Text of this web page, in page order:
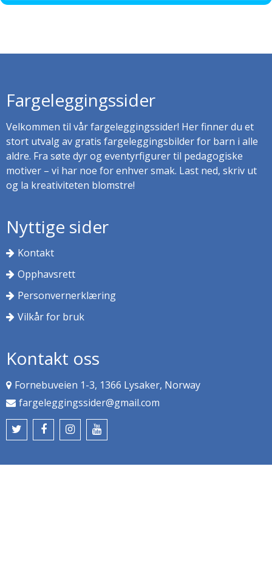
Fargeleggingssider
Velkommen til vår fargeleggingssider! Her finner du et
stort utvalg av gratis fargeleggingsbilder for barn i alle
aldre. Fra søte dyr og eventyrfigurer til pedagogiske
motiver – vi har noe for enhver smak. Last ned, skriv ut
og la kreativiteten blomstre!
Nyttige sider
Kontakt
Opphavsrett
Personvernerklæring
Vilkår for bruk
Kontakt oss
Fornebuveien 1-3, 1366 Lysaker, Norway
fargeleggingssider@gmail.com